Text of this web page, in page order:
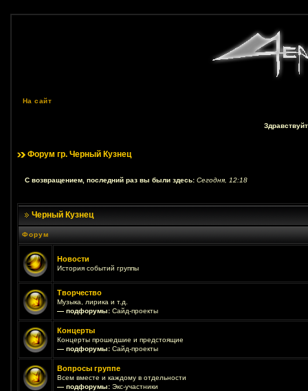
На сайт
Форум гр. Черный Кузнец
С возвращением, последний раз вы были здесь: Сегодня, 12:18
Черный Кузнец
Форум
Новости
История событий группы
Творчество
Музыка, лирика и т.д.
— подфорумы: Сайд-проекты
Концерты
Концерты прошедшие и предстоящие
— подфорумы: Сайд-проекты
Вопросы группе
Всем вместе и каждому в отдельности
— подфорумы: Экс-участники